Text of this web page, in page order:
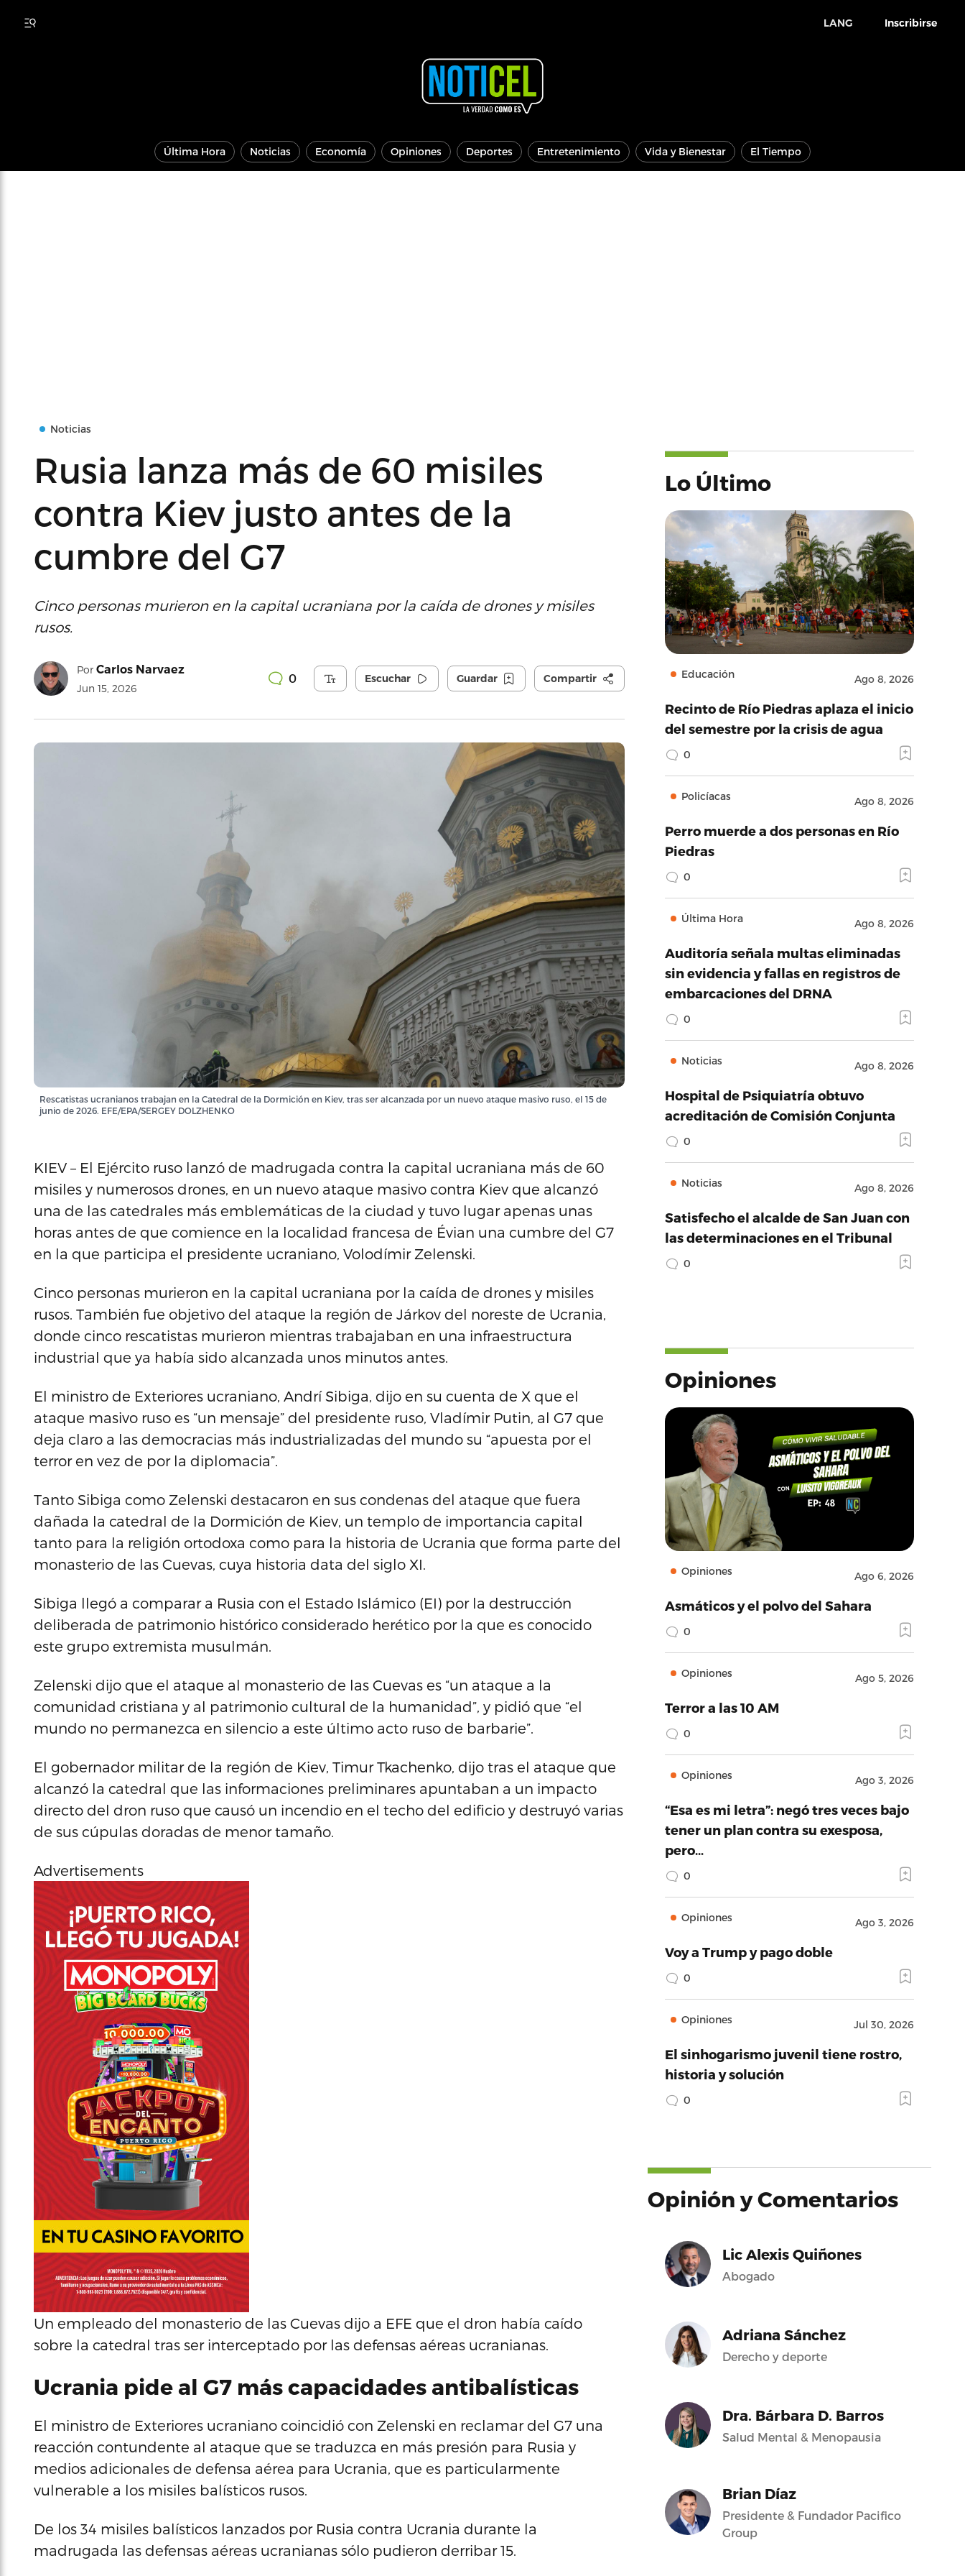
LANG Inscribirse
Última Hora Noticias Economía Opiniones Deportes Entretenimiento Vida y Bienestar El Tiempo
Noticias
Rusia lanza más de 60 misiles
contra Kiev justo antes de la
cumbre del G7
Cinco personas murieron en la capital ucraniana por la caída de drones y misiles
rusos.
Por Carlos Narvaez
Jun 15, 2026
0 Escuchar Guardar Compartir
Rescatistas ucranianos trabajan en la Catedral de la Dormición en Kiev, tras ser alcanzada por un nuevo ataque masivo ruso, el 15 de
junio de 2026. EFE/EPA/SERGEY DOLZHENKO
KIEV – El Ejército ruso lanzó de madrugada contra la capital ucraniana más de 60
misiles y numerosos drones, en un nuevo ataque masivo contra Kiev que alcanzó
una de las catedrales más emblemáticas de la ciudad y tuvo lugar apenas unas
horas antes de que comience en la localidad francesa de Évian una cumbre del G7
en la que participa el presidente ucraniano, Volodímir Zelenski.
Cinco personas murieron en la capital ucraniana por la caída de drones y misiles
rusos. También fue objetivo del ataque la región de Járkov del noreste de Ucrania,
donde cinco rescatistas murieron mientras trabajaban en una infraestructura
industrial que ya había sido alcanzada unos minutos antes.
El ministro de Exteriores ucraniano, Andrí Sibiga, dijo en su cuenta de X que el
ataque masivo ruso es “un mensaje” del presidente ruso, Vladímir Putin, al G7 que
deja claro a las democracias más industrializadas del mundo su “apuesta por el
terror en vez de por la diplomacia”.
Tanto Sibiga como Zelenski destacaron en sus condenas del ataque que fuera
dañada la catedral de la Dormición de Kiev, un templo de importancia capital
tanto para la religión ortodoxa como para la historia de Ucrania que forma parte del
monasterio de las Cuevas, cuya historia data del siglo XI.
Sibiga llegó a comparar a Rusia con el Estado Islámico (EI) por la destrucción
deliberada de patrimonio histórico considerado herético por la que es conocido
este grupo extremista musulmán.
Zelenski dijo que el ataque al monasterio de las Cuevas es “un ataque a la
comunidad cristiana y al patrimonio cultural de la humanidad”, y pidió que “el
mundo no permanezca en silencio a este último acto ruso de barbarie”.
El gobernador militar de la región de Kiev, Timur Tkachenko, dijo tras el ataque que
alcanzó la catedral que las informaciones preliminares apuntaban a un impacto
directo del dron ruso que causó un incendio en el techo del edificio y destruyó varias
de sus cúpulas doradas de menor tamaño.
Advertisements
Un empleado del monasterio de las Cuevas dijo a EFE que el dron había caído
sobre la catedral tras ser interceptado por las defensas aéreas ucranianas.
Ucrania pide al G7 más capacidades antibalísticas
El ministro de Exteriores ucraniano coincidió con Zelenski en reclamar del G7 una
reacción contundente al ataque que se traduzca en más presión para Rusia y
medios adicionales de defensa aérea para Ucrania, que es particularmente
vulnerable a los misiles balísticos rusos.
De los 34 misiles balísticos lanzados por Rusia contra Ucrania durante la
madrugada las defensas aéreas ucranianas sólo pudieron derribar 15.
Lo Último
Educación Ago 8, 2026
Recinto de Río Piedras aplaza el inicio
del semestre por la crisis de agua
0
Policíacas Ago 8, 2026
Perro muerde a dos personas en Río
Piedras
0
Última Hora Ago 8, 2026
Auditoría señala multas eliminadas
sin evidencia y fallas en registros de
embarcaciones del DRNA
0
Noticias Ago 8, 2026
Hospital de Psiquiatría obtuvo
acreditación de Comisión Conjunta
0
Noticias Ago 8, 2026
Satisfecho el alcalde de San Juan con
las determinaciones en el Tribunal
0
Opiniones
Opiniones Ago 6, 2026
Asmáticos y el polvo del Sahara
0
Opiniones Ago 5, 2026
Terror a las 10 AM
0
Opiniones Ago 3, 2026
“Esa es mi letra”: negó tres veces bajo
tener un plan contra su exesposa,
pero…
0
Opiniones Ago 3, 2026
Voy a Trump y pago doble
0
Opiniones Jul 30, 2026
El sinhogarismo juvenil tiene rostro,
historia y solución
0
Opinión y Comentarios
Lic Alexis Quiñones
Abogado
Adriana Sánchez
Derecho y deporte
Dra. Bárbara D. Barros
Salud Mental & Menopausia
Brian Díaz
Presidente & Fundador Pacifico
Group